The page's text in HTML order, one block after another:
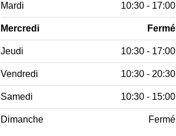
Mardi 10:30 - 17:00
Mercredi Fermé
Jeudi 10:30 - 17:00
Vendredi 10:30 - 20:30
Samedi 10:30 - 15:00
Dimanche Fermé